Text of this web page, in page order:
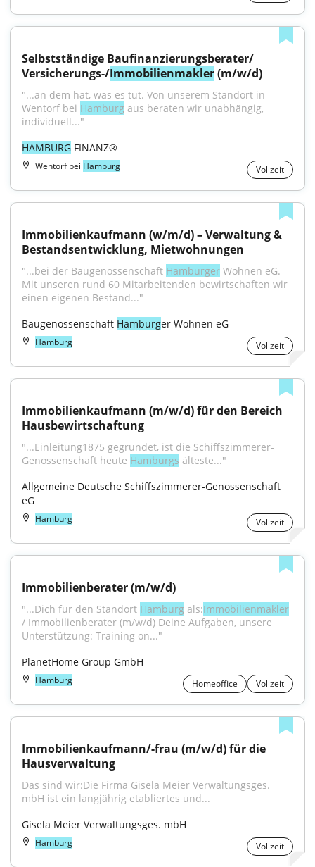
Selbstständige Baufinanzierungsberater/
Versicherungs-/Immobilienmakler (m/w/d)
"...an dem hat, was es tut. Von unserem Standort in
Wentorf bei Hamburg aus beraten wir unabhängig,
individuell..."
HAMBURG FINANZ®
Wentorf bei Hamburg Vollzeit
Immobilienkaufmann (w/m/d) – Verwaltung &
Bestandsentwicklung, Mietwohnungen
"...bei der Baugenossenschaft Hamburger Wohnen eG.
Mit unseren rund 60 Mitarbeitenden bewirtschaften wir
einen eigenen Bestand..."
Baugenossenschaft Hamburger Wohnen eG
Hamburg Vollzeit
Immobilienkaufmann (m/w/d) für den Bereich
Hausbewirtschaftung
"...Einleitung1875 gegründet, ist die Schiffszimmerer-
Genossenschaft heute Hamburgs älteste..."
Allgemeine Deutsche Schiffszimmerer-Genossenschaft
eG
Hamburg Vollzeit
Immobilienberater (m/w/d)
"...Dich für den Standort Hamburg als:Immobilienmakler
/ Immobilienberater (m/w/d) Deine Aufgaben, unsere
Unterstützung: Training on..."
PlanetHome Group GmbH
Hamburg Homeoffice Vollzeit
Immobilienkaufmann/-frau (m/w/d) für die
Hausverwaltung
Das sind wir:Die Firma Gisela Meier Verwaltungsges.
mbH ist ein langjährig etabliertes und...
Gisela Meier Verwaltungsges. mbH
Hamburg Vollzeit